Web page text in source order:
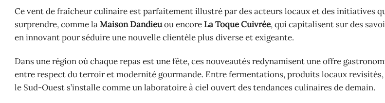
Ce vent de fraîcheur culinaire est parfaitement illustré par des acteurs locaux et des initiatives
surprendre, comme laMaison Dandieuou encore La Toque Cuivrée, qui capitalisent sur des
en innovant pour séduire une nouvelle clientèle plus diverse et exigeante.
Dans une région où chaque repas est une fête, ces nouveautés redynamisent une offre
entre respect du terroir et modernité gourmande. Entre fermentations, produits locaux revisités,
le Sud-Ouest s’installe comme un laboratoire à ciel ouvert des tendances culinaires de demain.